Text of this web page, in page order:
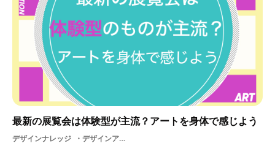
最新の展覧会は体験型が主流？アートを身体で感じよう
デザインナレッジ デザインアート体験型展覧会テクノロジー体験展示